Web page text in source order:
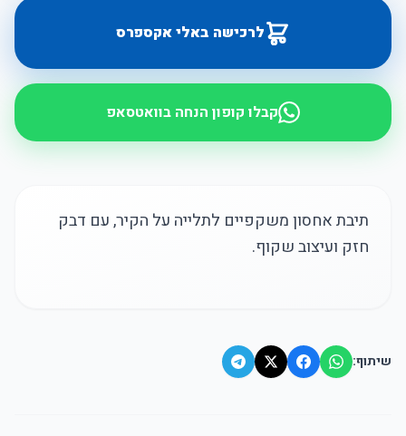
לרכישה באלי אקספרס
קבלו קופון הנחה בוואטסאפ
תיבת אחסון משקפיים לתלייה על הקיר, עם דבק
חזק ועיצוב שקוף.
שיתוף: